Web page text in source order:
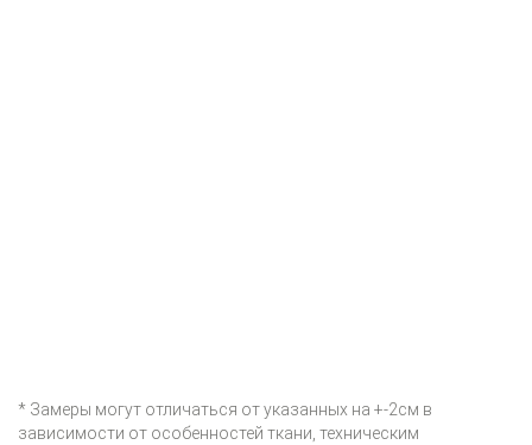
* Замеры могут отличаться от указанных на +-2см в
зависимости от особенностей ткани, техническим